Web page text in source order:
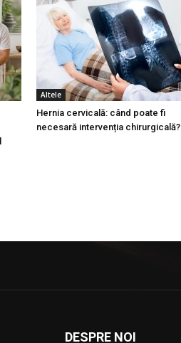
Altele
Hernia cervicală: când poate fi
necesară intervenția chirurgicală?
DESPRE NOI